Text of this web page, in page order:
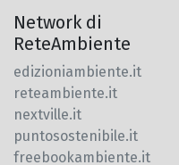
Network di
ReteAmbiente
edizioniambiente.it
reteambiente.it
nextville.it
puntosostenibile.it
freebookambiente.it